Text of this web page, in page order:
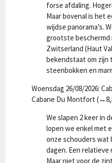
forse afdaling.
Maar bovenal is het
wijdse panorama’s.
grootste beschermd
Zwitserland (Haut
bekendstaat om zijn
steenbokken en
Woensdag 26/08/2026:
Cabane Du Montfort
We slapen 2 keer in
lopen we enkel met
onze schouders wat
dagen. Een
Maar niet voor de